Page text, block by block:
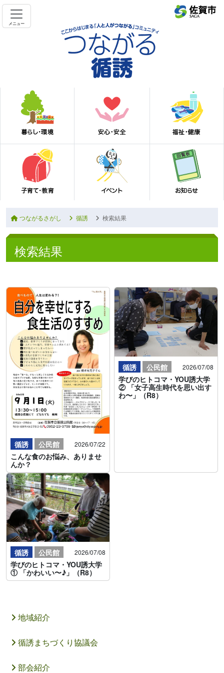
メニュー
つながるさがし 循誘 検索結果
検索結果
循誘 公民館 2026/07/22
こんな食のお悩み、ありませ
んか？
循誘 公民館 2026/07/08
学びのヒトコマ・YOU誘大学
② 「女子高生時代を思い出す
わ〜」（R8）
循誘 公民館 2026/07/08
学びのヒトコマ・YOU誘大学
① 「かわいい〜♪」（R8）
地域紹介
循誘まちづくり協議会
部会紹介